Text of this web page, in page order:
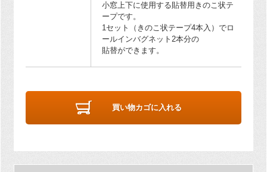
小窓上下に使用する貼替用きのこ状テ
ープです。
1セット（きのこ状テープ4本入）でロ
ールインバグネット2本分の
貼替ができます。
買い物カゴに入れる